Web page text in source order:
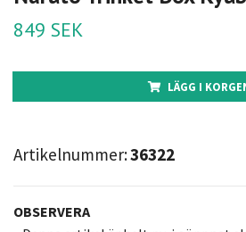
849 SEK
LÄGG I
Artikelnummer:36322
OBSERVERA